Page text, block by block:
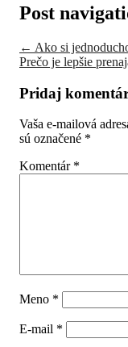
Post
← Ako si
Prečo je lepšie
Pridaj
Vaša e-mailová
sú označené *
Komentár *
Meno *
E-mail *